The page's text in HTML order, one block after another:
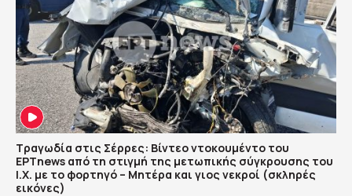
Τραγωδία στις Σέρρες: Βίντεο ντοκουμέντο του
ΕΡΤnews από τη στιγμή της μετωπικής σύγκρουσης του
Ι.Χ. με το φορτηγό – Μητέρα και γιος νεκροί (σκληρές
εικόνες)